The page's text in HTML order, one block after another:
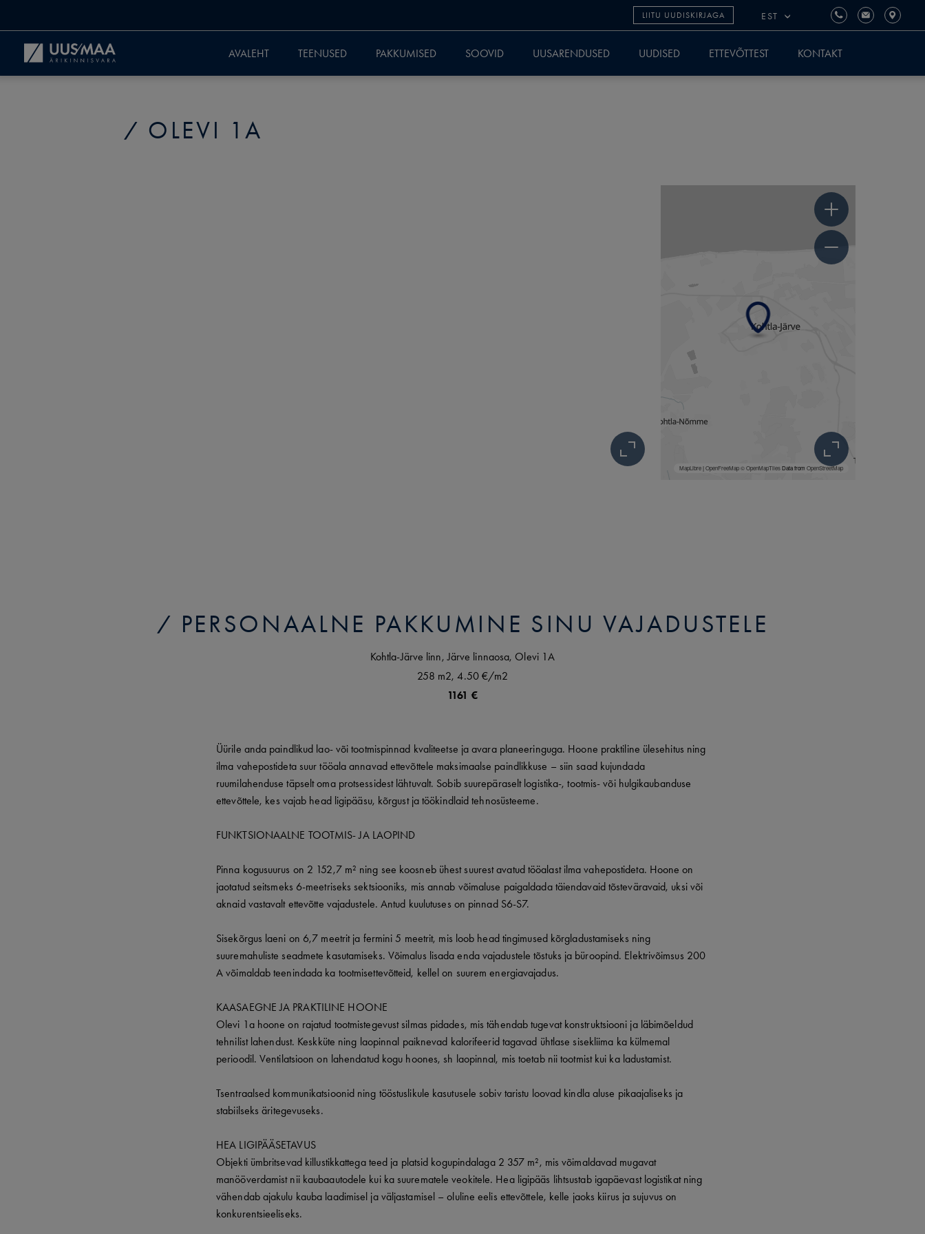
LIITU UUDISKIRJAGA EST
AVALEHT TEENUSED PAKKUMISED SOOVID UUSARENDUSED UUDISED ETTEVÕTTEST KONTAKT
OLEVI 1A
MapLibre|OpenFreeMap © OpenMapTilesData from OpenStreetMap
PERSONAALNE PAKKUMINE SINU VAJADUSTELE
Kohtla-Järve linn,Järve linnaosa, Olevi 1A
258 m2,4.50 €/m2
1161 €
Üürile anda paindlikud lao- või tootmispinnad kvaliteetse ja avara planeeringuga. Hoone praktiline ülesehitus ning
ilma vahepostideta suur tööala annavad ettevõttele maksimaalse paindlikkuse – siin saad kujundada
ruumilahenduse täpselt oma protsessidest lähtuvalt. Sobib suurepäraselt logistika-, tootmis- või hulgikaubanduse
ettevõttele, kes vajab head ligipääsu, kõrgust ja töökindlaid tehnosüsteeme.
FUNKTSIONAALNE TOOTMIS- JA LAOPIND
Pinna kogusuurus on 2 152,7 m² ning see koosneb ühest suurest avatud tööalast ilma vahepostideta. Hoone on
jaotatud seitsmeks 6-meetriseks sektsiooniks, mis annab võimaluse paigaldada täiendavaid tõsteväravaid, uksi või
aknaid vastavalt ettevõtte vajadustele. Antud kuulutuses on pinnad S6-S7.
Sisekõrgus laeni on 6,7 meetrit ja fermini 5 meetrit, mis loob head tingimused kõrgladustamiseks ning
suuremahuliste seadmete kasutamiseks. Võimalus lisada enda vajadustele tõstuks ja büroopind. Elektrivõimsus 200
A võimaldab teenindada ka tootmisettevõtteid, kellel on suurem energiavajadus.
KAASAEGNE JA PRAKTILINE HOONE
Olevi 1a hoone on rajatud tootmistegevust silmas pidades, mis tähendab tugevat konstruktsiooni ja läbimõeldud
tehnilist lahendust. Keskküte ning laopinnal paiknevad kalorifeerid tagavad ühtlase sisekliima ka külmemal
perioodil. Ventilatsioon on lahendatud kogu hoones, sh laopinnal, mis toetab nii tootmist kui ka ladustamist.
Tsentraalsed kommunikatsioonid ning tööstuslikule kasutusele sobiv taristu loovad kindla aluse pikaajaliseks ja
stabiilseks äritegevuseks.
HEA LIGIPÄÄSETAVUS
Objekti ümbritsevad killustikkattega teed ja platsid kogupindalaga 2 357 m², mis võimaldavad mugavat
manööverdamist nii kaubaautodele kui ka suurematele veokitele. Hea ligipääs lihtsustab igapäevast logistikat ning
vähendab ajakulu kauba laadimisel ja väljastamisel – oluline eelis ettevõttele, kelle jaoks kiirus ja sujuvus on
konkurentsieeliseks.